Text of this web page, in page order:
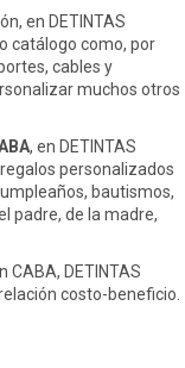
en DETINTAS
catálogo como, por
cables y
muchos otros
, en DETINTAS
personalizados
bautismos,
padre, de la madre,
CABA, DETINTAS
costo-beneficio.